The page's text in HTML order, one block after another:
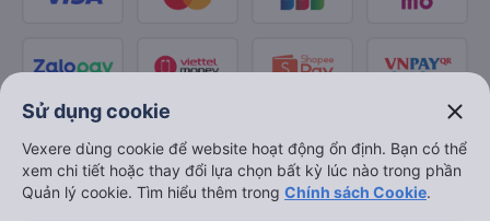
Sử dụng cookie close
Vexere dùng cookie để website hoạt động ổn định. Bạn có thể
xem chi tiết hoặc thay đổi lựa chọn bất kỳ lúc nào trong phần
Quản lý cookie. Tìm hiểu thêm trong Chính sách Cookie.